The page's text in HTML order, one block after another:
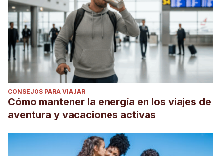
CONSEJOS PARA VIAJAR
Cómo mantener la energía en los viajes de
aventura y vacaciones activas